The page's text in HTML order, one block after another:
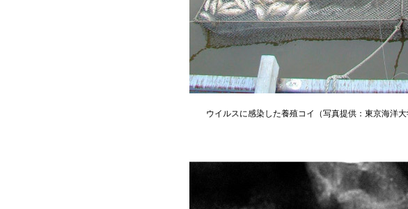
ウイルスに感染した養殖コイ（写真提供：東京海洋